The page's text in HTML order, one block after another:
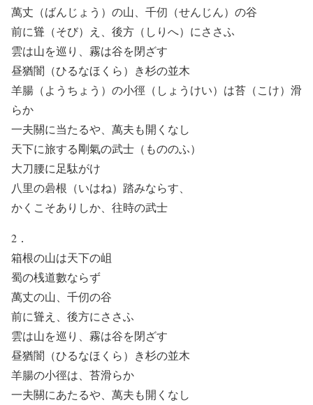
萬丈（ばんじょう）の山、千仞（せんじん）の谷
前に聳（そび）え、後方（しりへ）にささふ
雲は山を巡り、霧は谷を閉ざす
昼猶闇（ひるなほくら）き杉の並木
羊腸（ようちょう）の小徑（しょうけい）は苔（こけ）滑
らか
一夫關に当たるや、萬夫も開くなし
天下に旅する剛氣の武士（もののふ）
大刀腰に足駄がけ
八里の碞根（いはね）踏みならす、
かくこそありしか、往時の武士
2．
箱根の山は天下の岨
蜀の桟道數ならず
萬丈の山、千仞の谷
前に聳え、後方にささふ
雲は山を巡り、霧は谷を閉ざす
昼猶闇（ひるなほくら）き杉の並木
羊腸の小徑は、苔滑らか
一夫關にあたるや、萬夫も開くなし